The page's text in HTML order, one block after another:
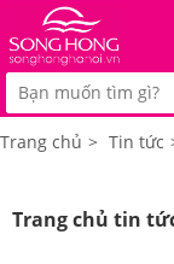
Trang chủ > Tin tức
Trang chủ tin